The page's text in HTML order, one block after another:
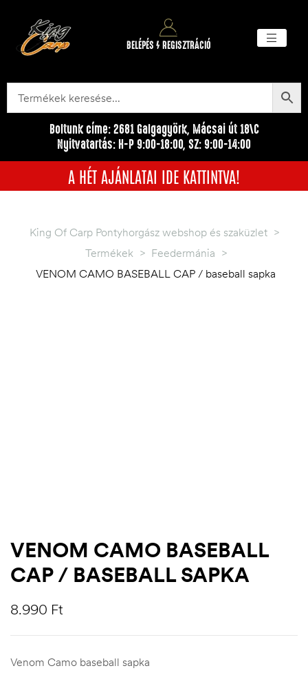
BELÉPÉS / REGISZTRÁCIÓ
Boltunk címe: 2681 Galgagyörk, Mácsai út 18\C
Nyitvatartás: H-P 9:00-18:00, SZ: 9:00-14:00
A HÉT AJÁNLATAI IDE KATTINTVA!
King Of Carp Pontyhorgász webshop és szaküzlet >
Termékek > Feedermánia >
VENOM CAMO BASEBALL CAP / baseball sapka
VENOM CAMO BASEBALL
CAP / BASEBALL SAPKA
8.990 Ft
Venom Camo baseball sapka